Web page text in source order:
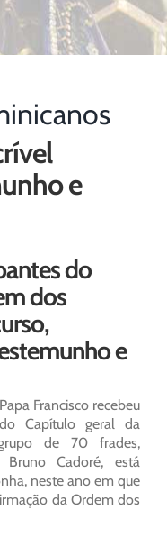
e
do
dos
e
Francisco recebeu
Capítulo geral da
de 70 frades,
Bruno Cadoré, está
neste ano em que
da Ordem dos